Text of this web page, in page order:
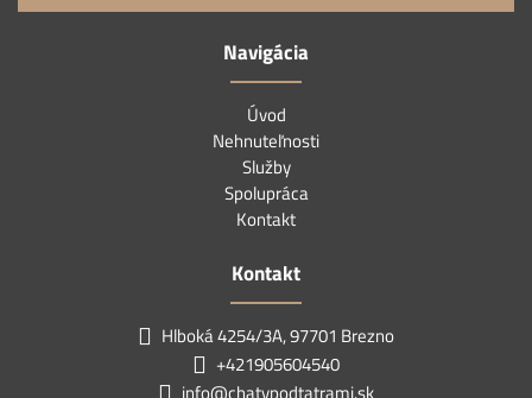
Navigácia
Úvod
Nehnuteľnosti
Služby
Spolupráca
Kontakt
Kontakt
Hlboká 4254/3A, 97701 Brezno
+421905604540
info@chatypodtatrami.sk